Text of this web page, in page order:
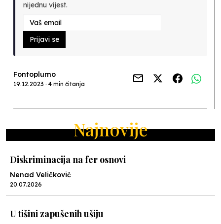
nijednu vijest.
Prijavi se
Fontoplumo
19.12.2023 · 4 min čitanja
Najnovije
Diskriminacija na fer osnovi
Nenad Veličković
20.07.2026
U tišini zapušenih ušiju